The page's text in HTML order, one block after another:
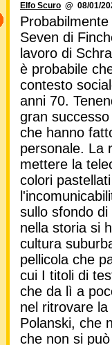
Elfo Scuro @ 08/01/
Seven di
lavoro di
è probabile
contesto
anni 70.
gran
che hanno
personale. La
mettere la
colori
sullo sfondo
nella storia si
cultura
pellicola che
cui I titoli di
che da lì a
nel ritrovare
Polanski, che
che non si